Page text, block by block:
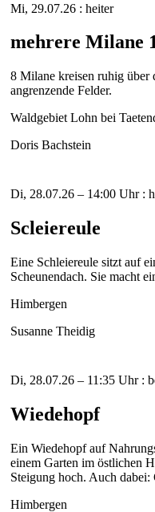
Mi, 29.07.26 : heiter
mehrere Milane
8 Milane kreisen ruhig über
angrenzende Felder.
Waldgebiet Lohn bei
Doris Bachstein
Di, 28.07.26 – 14:00 Uhr :
Scleiereule
Eine Schleiereule sitzt auf
Scheunendach. Sie macht
Himbergen
Susanne Theidig
Di, 28.07.26 – 11:35 Uhr :
Wiedehopf
Ein Wiedehopf auf
einem Garten im östlichen
Steigung hoch. Auch dabei:
Himbergen